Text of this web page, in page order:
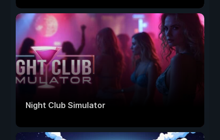
Night Club Simulator